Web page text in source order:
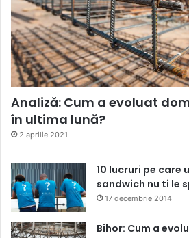
Analiză: Cum a evoluat
în ultima lună?
2 aprilie 2021
10 lucruri pe care
sandwich nu ti le
17 decembrie 2014
Bihor: Cum a